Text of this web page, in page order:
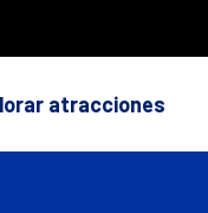
atracciones